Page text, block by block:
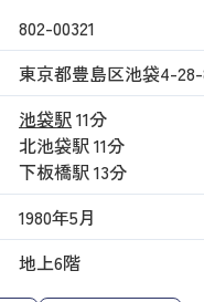
802​-​00321
東京都豊島区池袋4-
池袋駅11分
北池袋駅11分
下板橋駅13分
1980年5月
地上6階